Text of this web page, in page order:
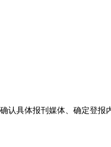
认具体报刊媒体、确定登